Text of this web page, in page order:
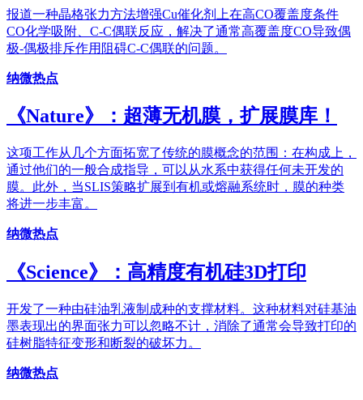
报道一种晶格张力方法增强Cu催化剂上在高CO覆盖度条件
CO化学吸附、C-C偶联反应，解决了通常高覆盖度CO导致偶
极-偶极排斥作用阻碍C-C偶联的问题。
纳微热点
《Nature》：超薄无机膜，扩展膜库！
这项工作从几个方面拓宽了传统的膜概念的范围：在构成上，
通过他们的一般合成指导，可以从水系中获得任何未开发的
膜。此外，当SLIS策略扩展到有机或熔融系统时，膜的种类
将进一步丰富。
纳微热点
《Science》：高精度有机硅3D打印
开发了一种由硅油乳液制成种的支撑材料。这种材料对硅基油
墨表现出的界面张力可以忽略不计，消除了通常会导致打印的
硅树脂特征变形和断裂的破坏力。
纳微热点